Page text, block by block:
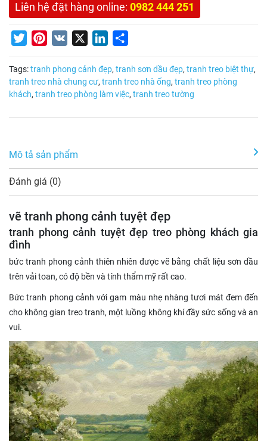
Liên hệ đặt hàng online: 0982 444 251
TwitterPinterest
VK LinkedIn
Tags:tranh phong cảnh đẹp, tranh sơn dầu đẹp, tranh treo biệt thự,
tranh treo nhà chung cư, tranh treo nhà ống, tranh treo phòng
khách, tranh treo phòng làm việc, tranh treo tường
Mô tả sản phẩm
Đánh giá (0)
vẽ tranh phong cảnh tuyệt đẹp
tranh phong cảnh tuyệt đẹp treo phòng khách gia
đình
bức tranh phong cảnh thiên nhiên được vẽ bằng chất liệu sơn dầu
trên vải toan, có độ bền và tính thẩm mỹ rất cao.
Bức tranh phong cảnh với gam màu nhẹ nhàng tươi mát đem đến
cho không gian treo tranh, một luồng không khí đầy sức sống và an
vui.